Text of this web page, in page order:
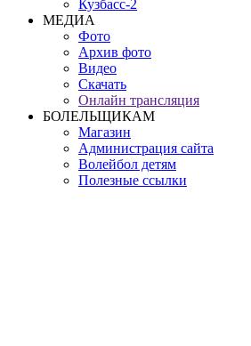
Кузбасс-2
МЕДИА
Фото
Архив фото
Видео
Скачать
Онлайн трансляция
БОЛЕЛЬЩИКАМ
Магазин
Администрация сайта
Волейбол детям
Полезные ссылки